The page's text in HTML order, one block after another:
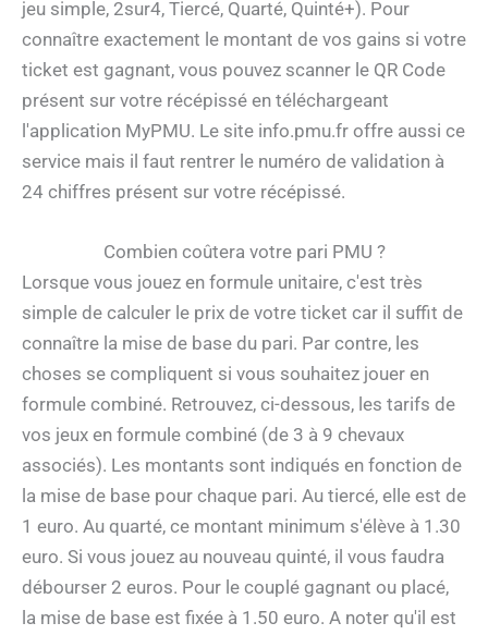
jeu simple, 2sur4, Tiercé, Quarté, Quinté+). Pour
connaître exactement le montant de vos gains si votre
ticket est gagnant, vous pouvez scanner le QR Code
présent sur votre récépissé en téléchargeant
l'application MyPMU. Le site info.pmu.fr offre aussi ce
service mais il faut rentrer le numéro de validation à
24 chiffres présent sur votre récépissé.
Combien coûtera votre pari PMU ?
Lorsque vous jouez en formule unitaire, c'est très
simple de calculer le prix de votre ticket car il suffit de
connaître la mise de base du pari. Par contre, les
choses se compliquent si vous souhaitez jouer en
formule combiné. Retrouvez, ci-dessous, les tarifs de
vos jeux en formule combiné (de 3 à 9 chevaux
associés). Les montants sont indiqués en fonction de
la mise de base pour chaque pari. Au tiercé, elle est de
1 euro. Au quarté, ce montant minimum s'élève à 1.30
euro. Si vous jouez au nouveau quinté, il vous faudra
débourser 2 euros. Pour le couplé gagnant ou placé,
la mise de base est fixée à 1.50 euro. A noter qu'il est